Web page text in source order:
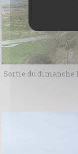
Sortie du dimanche